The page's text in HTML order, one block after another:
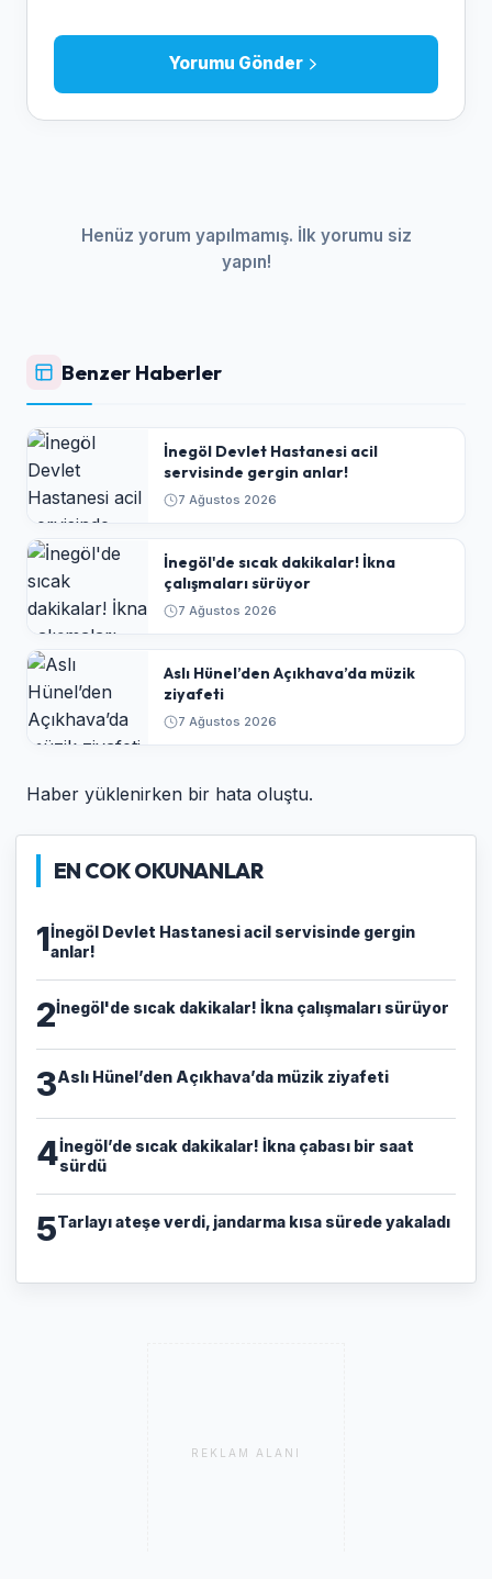
Yorumu Gönder
Henüz yorum yapılmamış. İlk yorumu siz
yapın!
Benzer Haberler
İnegöl Devlet Hastanesi acil
servisinde gergin anlar!
7 Ağustos 2026
İnegöl'de sıcak dakikalar! İkna
çalışmaları sürüyor
7 Ağustos 2026
Aslı Hünel’den Açıkhava’da müzik
ziyafeti
7 Ağustos 2026
Haber yüklenirken bir hata oluştu.
EN COK OKUNANLAR
1İnegöl Devlet Hastanesi acil servisinde gergin
anlar!
2İnegöl'de sıcak dakikalar! İkna çalışmaları sürüyor
3Aslı Hünel’den Açıkhava’da müzik ziyafeti
4İnegöl’de sıcak dakikalar! İkna çabası bir saat
sürdü
5Tarlayı ateşe verdi, jandarma kısa sürede yakaladı
REKLAM ALANI